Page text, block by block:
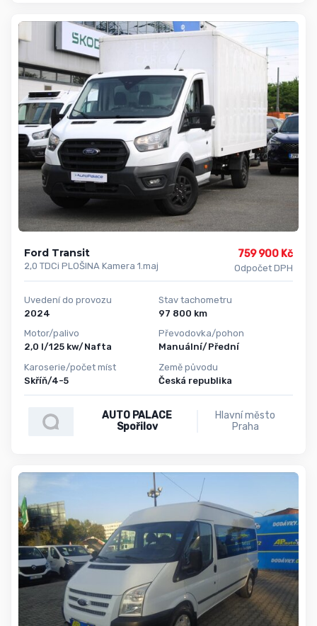
Ford Transit
2,0 TDCi PLOŠINA Kamera 1.maj
759 900 Kč
Odpočet DPH
Uvedení do provozu
2024
Motor/palivo
2,0 l/125 kw/Nafta
Karoserie/počet míst
Skříň/4-5
Stav tachometru
97 800 km
Převodovka/pohon
Manuální/Přední
Země původu
Česká republika
AUTO PALACE
Spořilov
Hlavní město
Praha